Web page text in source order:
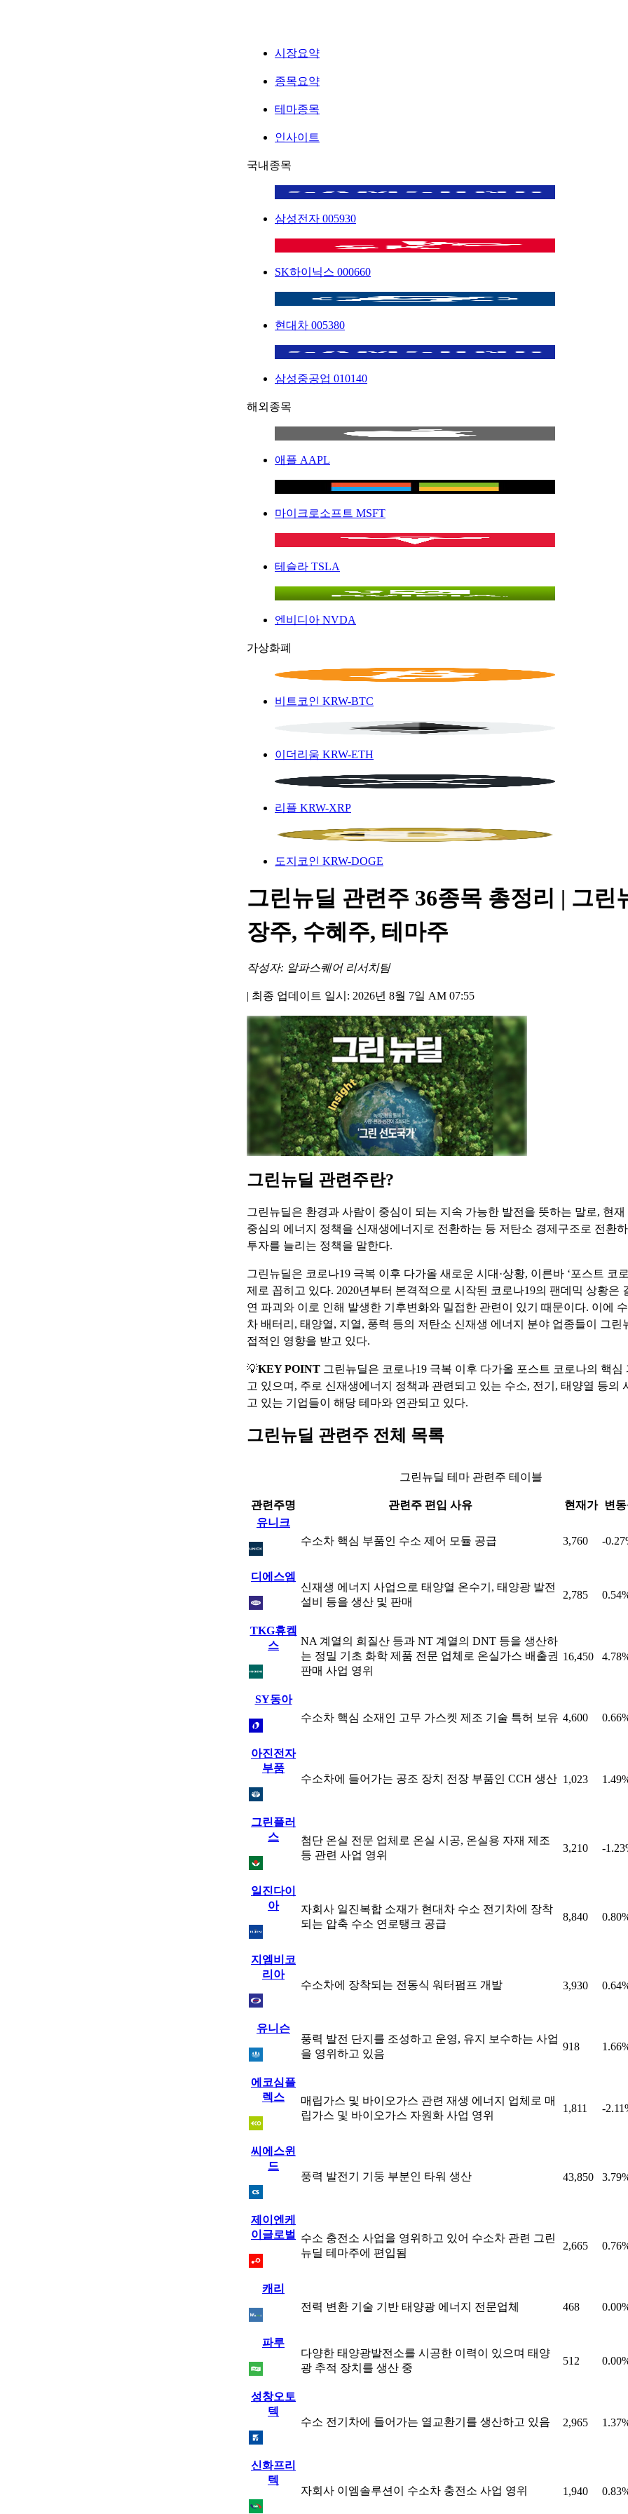
시장요약
종목요약
테마종목
인사이트
국내종목
삼성전자 005930
SK하이닉스 000660
현대차 005380
삼성중공업 010140
해외종목
애플 AAPL
마이크로소프트 MSFT
테슬라 TSLA
엔비디아 NVDA
가상화폐
비트코인 KRW-BTC
이더리움 KRW-ETH
리플 KRW-XRP
도지코인 KRW-DOGE
그린뉴딜 관련주 36종목 총정리 | 그린
장주, 수혜주, 테마주
작성자: 알파스퀘어 리서치팀
| 최종 업데이트 일시: 2026년 8월 7일 AM 07:55
그린뉴딜 관련주란?
그린뉴딜은 환경과 사람이 중심이 되는 지속 가능한 발전을 뜻하는 말로, 현
중심의 에너지 정책을 신재생에너지로 전환하는 등 저탄소 경제구조로 전환
투자를 늘리는 정책을 말한다.
그린뉴딜은 코로나19 극복 이후 다가올 새로운 시대·상황, 이른바 ‘포스트 코
제로 꼽히고 있다. 2020년부터 본격적으로 시작된 코로나19의 팬데믹 상황은
연 파괴와 이로 인해 발생한 기후변화와 밀접한 관련이 있기 때문이다. 이에
차 배터리, 태양열, 지열, 풍력 등의 저탄소 신재생 에너지 분야 업종들이 그린
접적인 영향을 받고 있다.
💡KEY POINT 그린뉴딜은 코로나19 극복 이후 다가올 포스트 코로나의 핵심
고 있으며, 주로 신재생에너지 정책과 관련되고 있는 수소, 전기, 태양열 등의
고 있는 기업들이 해당 테마와 연관되고 있다.
그린뉴딜 관련주 전체 목록
그린뉴딜 테마 관련주 테이블
관련주명 관련주 편입 사유 현재가 변
유니크
수소차 핵심 부품인 수소 제어 모듈 공급
3,760 -
디에스엠
신재생 에너지 사업으로 태양열 온수기, 태양광 발전
설비 등을 생산 및 판매
2,785
TKG휴켐
스
NA 계열의 희질산 등과 NT 계열의 DNT 등을 생산하
는 정밀 기초 화학 제품 전문 업체로 온실가스 배출권
판매 사업 영위
16,450
SY동아
수소차 핵심 소재인 고무 가스켓 제조 기술 특허 보유 4,600
아진전자
부품
수소차에 들어가는 공조 장치 전장 부품인 CCH 생산 1,023
그린플러
스
첨단 온실 전문 업체로 온실 시공, 온실용 자재 제조
등 관련 사업 영위
3,210 -
일진다이
아
자회사 일진복합 소재가 현대차 수소 전기차에 장착
되는 압축 수소 연로탱크 공급
8,840
지엠비코
리아
수소차에 장착되는 전동식 워터펌프 개발
3,930
유니슨
풍력 발전 단지를 조성하고 운영, 유지 보수하는 사업
을 영위하고 있음
918
에코심플
렉스
매립가스 및 바이오가스 관련 재생 에너지 업체로 매
립가스 및 바이오가스 자원화 사업 영위
1,811 -
씨에스윈
드
풍력 발전기 기둥 부분인 타워 생산
43,850
제이엔케
이글로벌
수소 충전소 사업을 영위하고 있어 수소차 관련 그린
뉴딜 테마주에 편입됨
2,665
캐리
전력 변환 기술 기반 태양광 에너지 전문업체
468
파루
다양한 태양광발전소를 시공한 이력이 있으며 태양
광 추적 장치를 생산 중
512
성창오토
텍
수소 전기차에 들어가는 열교환기를 생산하고 있음
2,965
신화프리
텍
자회사 이엠솔루션이 수소차 충전소 사업 영위
1,940